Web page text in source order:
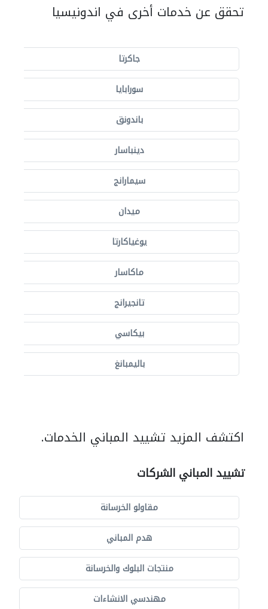
تحقق عن خدمات أخرى في اندونيسيا
جاكرتا
سورابايا
باندونق
دينباسار
سيمارانج
ميدان
يوغياكارتا
ماكاسار
تانجيرانج
بيكاسي
باليمبانغ
اكتشف المزيد تشييد المباني الخدمات.
تشييد المباني الشركات
مقاولو الخرسانة
هدم المباني
منتجات البلوك والخرسانة
مهندسي الانشاءات